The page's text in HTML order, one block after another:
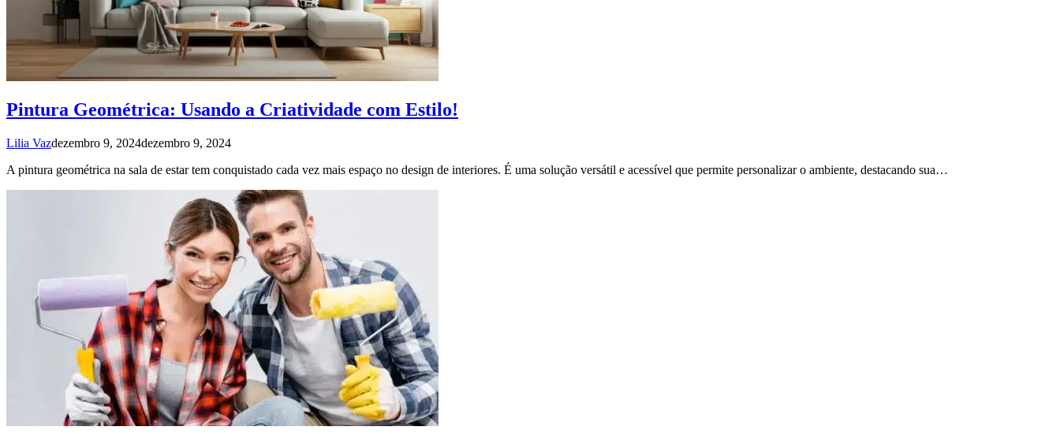
Pintura Geométrica: Usando a Criatividade com Estilo!
Lilia Vazdezembro 9, 2024dezembro 9, 2024
A pintura geométrica na sala de estar tem conquistado cada vez mais espaço no design de interiores. É uma solução versátil e acessível que permite personalizar o ambiente, destacando sua…